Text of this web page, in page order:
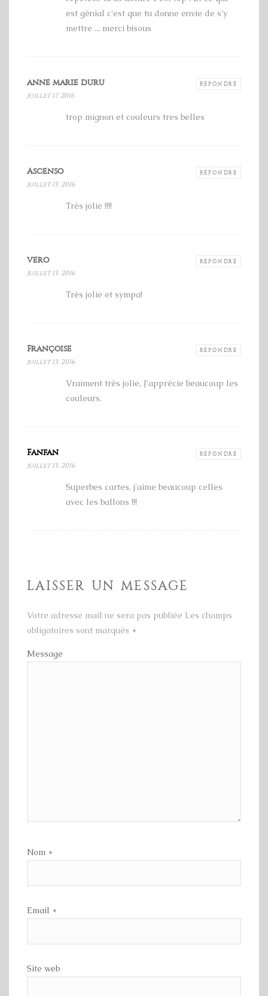
est génial c'est que tu donne envie de s'y
mettre ... merci bisous
anne marie duru RÉPONDRE
juillet 17, 2016
trop mignon et couleurs tres belles
Ascenso RÉPONDRE
juillet 13, 2016
Très jolie !!!!
vero RÉPONDRE
juillet 13, 2016
Très jolie et sympa!
Françoise RÉPONDRE
juillet 13, 2016
Vraiment très jolie, J'apprécie beaucoup les
couleurs.
Fanfan RÉPONDRE
juillet 13, 2016
Superbes cartes, j'aime beaucoup celles
avec les ballons !!!
LAISSER UN MESSAGE
Votre adresse mail ne sera pas publiée Les champs
obligatoires sont marqués *
Message
Nom *
Email *
Site web